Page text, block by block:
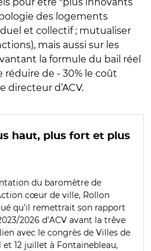
des logements
et collectif ; mutualiser
mais aussi sur les
la formule du bail réel
de - 30% le coût
directeur d’ACV.
haut, plus fort et plus
du baromètre de
cœur de ville, Rollon
qu’il remettrait son rapport
2026 d’ACV avant la trêve
avec le congrès de Villes de
et 12 juillet à Fontainebleau,